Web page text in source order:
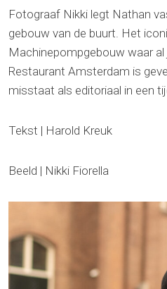
Fotograaf Nikki legt Nathan
gebouw van de buurt. Het
Machinepompgebouw waar
Restaurant Amsterdam is
misstaat als editoriaal in een
Tekst | Harold Kreuk
Beeld | Nikki Fiorella